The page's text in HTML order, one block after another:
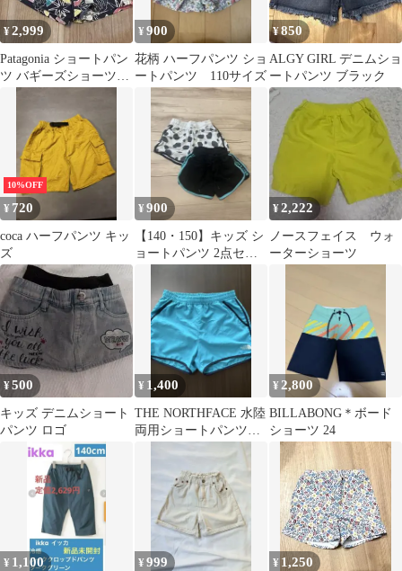
¥2,999
Patagonia ショートパン
ツ バギーズショーツ
ブラック 4T 水陸両
¥900
花柄 ハーフパンツ ショ
ートパンツ 110サイズ
¥850
ALGY GIRL デニムショ
ートパンツ ブラック
10%OFF
¥ 720
coca ハーフパンツ キッ
ズ
¥900
⁠【140・150】キッズ シ
ョートパンツ 2点セッ
¥2,222
ノースフェイス ウォ
ーターショーツ
¥500
キッズ デニムショート
パンツ ロゴ
¥ 1,400
THE NORTHFACE 水陸
両用ショートパンツ
¥ 2,800
BILLABONG＊ボード
ショーツ 24
¥ 1,100 ¥999 ¥ 1,250